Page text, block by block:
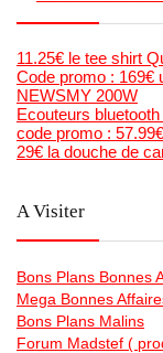
11.25€ le tee shirt
Code promo : 169€
NEWSMY 200W
Ecouteurs
code promo :
29€ la douche de
A Visiter
Bons Plans Bonnes
Mega Bonnes
Bons Plans Malins
Forum Madstef (